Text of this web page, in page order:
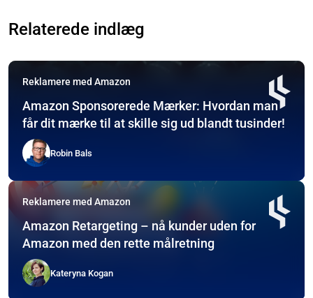
Relaterede indlæg
Reklamere med Amazon
Amazon Sponsorerede Mærker: Hvordan man
får dit mærke til at skille sig ud blandt tusinder!
Robin Bals
Reklamere med Amazon
Amazon Retargeting – nå kunder uden for
Amazon med den rette målretning
Kateryna Kogan